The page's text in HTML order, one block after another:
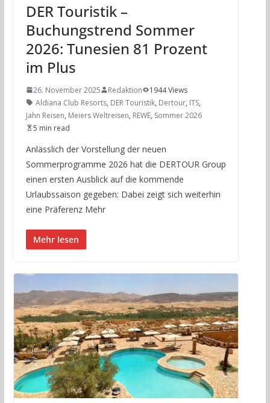
DER Touristik –
Buchungstrend Sommer
2026: Tunesien 81 Prozent
im Plus
26. November 2025 Redaktion
1944 Views
Aldiana Club Resorts, DER Touristik, Dertour, ITS,
Jahn Reisen, Meiers Weltreisen, REWE, Sommer 2026
5 min read
Anlässlich der Vorstellung der neuen
Sommerprogramme 2026 hat die DERTOUR Group
einen ersten Ausblick auf die kommende
Urlaubssaison gegeben: Dabei zeigt sich weiterhin
eine Präferenz Mehr
Mehr lesen